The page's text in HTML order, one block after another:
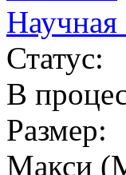
Научная
Статус:
В
Размер:
Макси